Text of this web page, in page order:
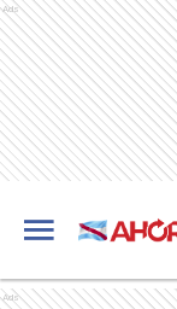
Ads
Ads